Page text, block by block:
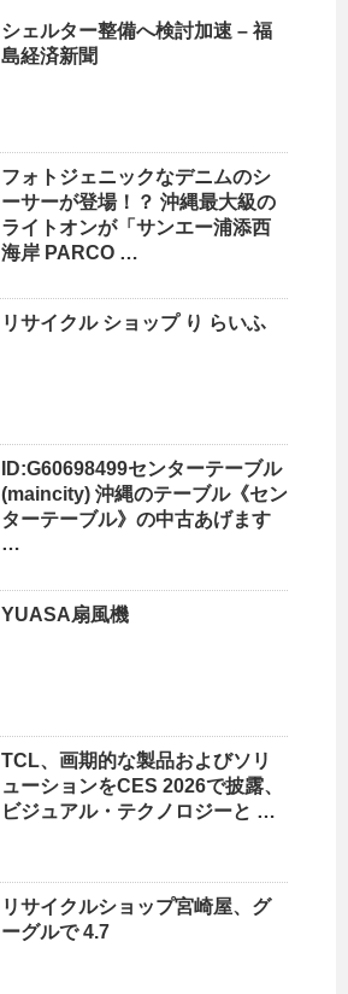
シェルター整備へ検討加速 – 福
島経済新聞
フォトジェニックなデニムのシ
ーサーが登場！？ 沖縄最大級の
ライトオンが「サンエー浦添西
海岸 PARCO …
リサイクル ショップり らいふ
ID:G60698499センターテーブル
(maincity) 沖縄のテーブル《セン
ターテーブル》の中古あげます
…
YUASA扇風機
TCL、画期的な製品およびソリ
ューションをCES 2026で披露、
ビジュアル・テクノロジーと …
リサイクルショップ宮崎屋、グ
ーグルで 4.7